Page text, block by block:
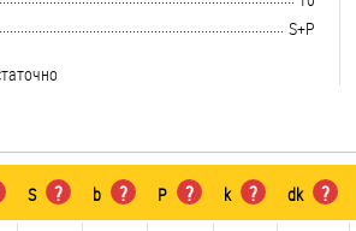
S+P
S ? b ? P ? k ? dk ?